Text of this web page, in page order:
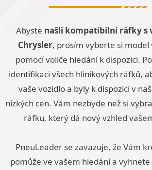
Abyste našli kompatibilní ráfky s
Chrysler, prosím vyberte si model
pomocí voliče hledání k dispozici.
identifikaci všech hliníkových ráfků,
vaše vozidlo a byly k dispozici v
nízkých cen. Vám nezbyde než si
ráfku, který dá nový vzhled
PneuLeader se zavazuje, že Vám
pomůže ve vašem hledání a